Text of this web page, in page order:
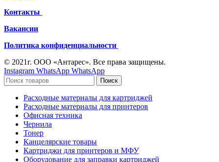
Контакты
Вакансии
Политика конфиденциальности
© 2021г. ООО «Антарес». Все права защищены.
Instagram WhatsApp WhatsApp
Поиск
Расходные материалы для картриджей
Расходные материалы для принтеров
Офисная техника
Чернила
Тонер
Канцелярские товары
Картриджи для принтеров и МФУ
Оборудование для заправки картриджей